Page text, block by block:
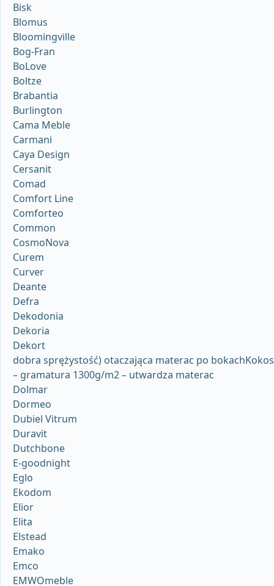
Bisk
Blomus
Bloomingville
Bog-Fran
BoLove
Boltze
Brabantia
Burlington
Cama Meble
Carmani
Caya Design
Cersanit
Comad
Comfort Line
Comforteo
Common
CosmoNova
Curem
Curver
Deante
Defra
Dekodonia
Dekoria
Dekort
dobra sprężystość) otaczająca materac po bokachKokos
– gramatura 1300g/m2 – utwardza materac
Dolmar
Dormeo
Dubiel Vitrum
Duravit
Dutchbone
E-goodnight
Eglo
Ekodom
Elior
Elita
Elstead
Emako
Emco
EMWOmeble